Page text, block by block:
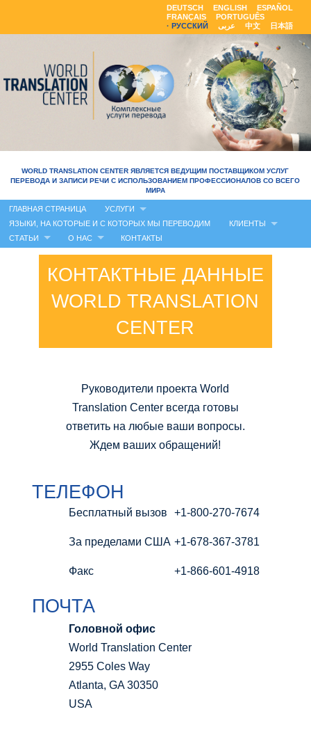
DEUTSCH ENGLISH
ESPAÑOL
FRANÇAIS
PORTUGUÊS
РУССКИЙ
عربى 中文 日本語
WORLD TRANSLATION CENTER ЯВЛЯЕТСЯ ВЕДУЩИМ ПОСТАВЩИКОМ УСЛУГ
ПЕРЕВОДА И ЗАПИСИ РЕЧИ С ИСПОЛЬЗОВАНИЕМ ПРОФЕССИОНАЛОВ СО ВСЕГО
МИРА
ГЛАВНАЯ СТРАНИЦА
УСЛУГИ
ЯЗЫКИ, НА КОТОРЫЕ И С КОТОРЫХ МЫ ПЕРЕВОДИМ
КЛИЕНТЫ
СТАТЬИ
О НАС КОНТАКТЫ
КОНТАКТНЫЕ ДАННЫЕ
WORLD TRANSLATION
CENTER
Руководители проекта World
Translation Center всегда готовы
ответить на любые ваши вопросы.
Ждем ваших обращений!
ТЕЛЕФОН
Бесплатный вызов +1-800-270-7674
За пределами США +1-678-367-3781
Факс +1-866-601-4918
ПОЧТА
Головной офис
World Translation Center
2955 Coles Way
Atlanta, GA 30350
USA